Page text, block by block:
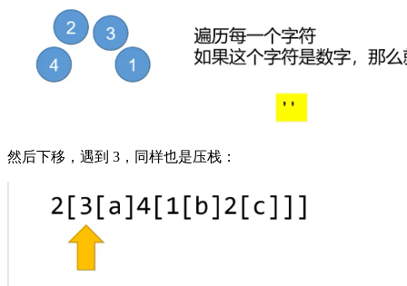
然后下移，遇到 3，同样也是压栈：